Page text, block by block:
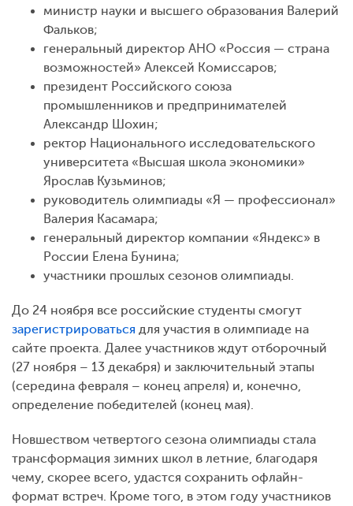
министр науки и высшего образования Валерий
Фальков;
генеральный директор АНО «Россия — страна
возможностей» Алексей Комиссаров;
президент Российского союза
промышленников и предпринимателей
Александр Шохин;
ректор Национального исследовательского
университета «Высшая школа экономики»
Ярослав Кузьминов;
руководитель олимпиады «Я — профессионал»
Валерия Касамара;
генеральный директор компании «Яндекс» в
России Елена Бунина;
участники прошлых сезонов олимпиады.
До 24 ноября все российские студенты смогут
зарегистрироваться для участия в олимпиаде на
сайте проекта. Далее участников ждут отборочный
(27 ноября – 13 декабря) и заключительный этапы
(середина февраля – конец апреля) и, конечно,
определение победителей (конец мая).
Новшеством четвертого сезона олимпиады стала
трансформация зимних школ в летние, благодаря
чему, скорее всего, удастся сохранить офлайн-
формат встреч. Кроме того, в этом году участников